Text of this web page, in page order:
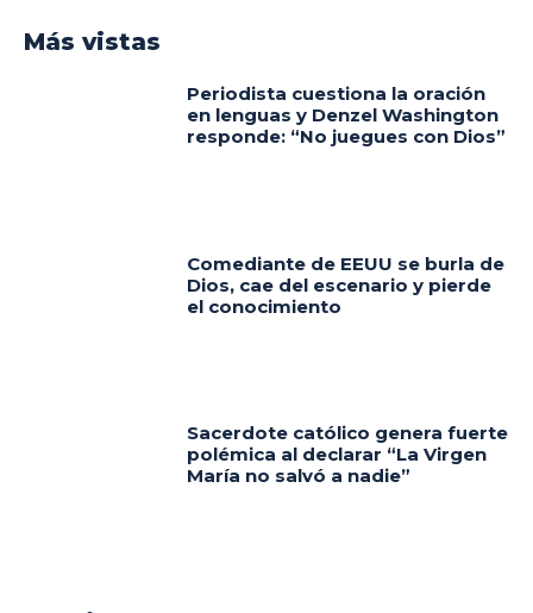
Más vistas
Periodista cuestiona la oración
en lenguas y Denzel Washington
responde: “No juegues con Dios”
Comediante de EEUU se burla de
Dios, cae del escenario y pierde
el conocimiento
Sacerdote católico genera fuerte
polémica al declarar “La Virgen
María no salvó a nadie”